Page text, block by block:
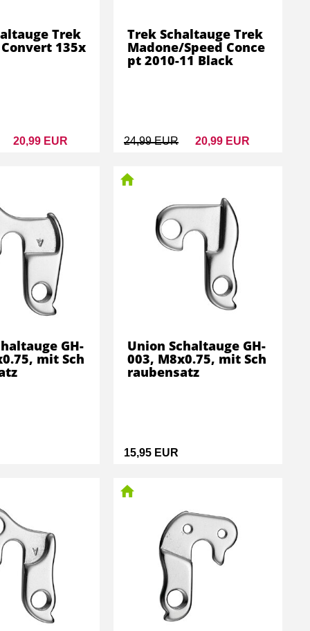
20,99 EUR
Trek
135x
24,99 EUR 20,99 EUR
Trek Schaltauge Trek
Madone/Speed Conce
pt 2010-11 Black
GH-
mit Sch
15,95 EUR
Union Schaltauge GH-
003, M8x0.75, mit Sch
raubensatz